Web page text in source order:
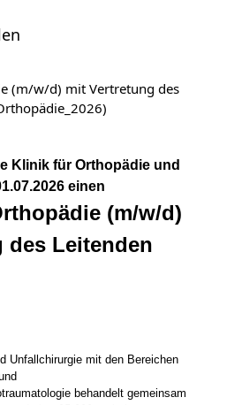
(m/w/d) mit Vertretung des
Klinik für Orthopädie und
einen
(m/w/d)
des Leitenden
Unfallchirurgie mit den Bereichen
behandelt gemeinsam